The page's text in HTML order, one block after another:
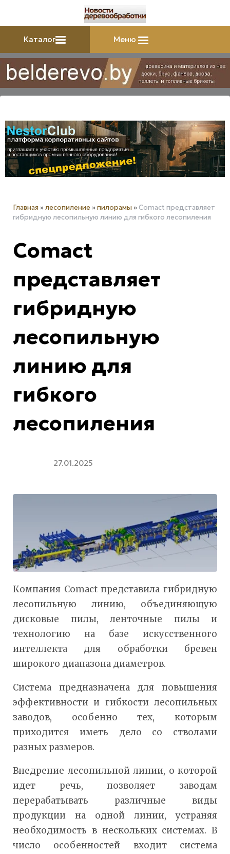
Каталог Меню
Главная »лесопиление »пилорамы »Comact представляет
гибридную лесопильную линию для гибкого лесопиления
Comact
представляет
гибридную
лесопильную
линию для
гибкого
лесопиления
27.01.2025
Компания Comact представила гибридную
лесопильную линию, объединяющую
дисковые пилы, ленточные пилы и
технологию на базе искусственного
интеллекта для обработки бревен
широкого диапазона диаметров.
Система предназначена для повышения
эффективности и гибкости лесопильных
заводов, особенно тех, которым
приходится иметь дело со стволами
разных размеров.
Внедрение лесопильной линии, о которой
идет речь, позволяет заводам
перерабатывать различные виды
продукции на одной линии, устраняя
необходимость в нескольких системах. В
число особенностей входит система